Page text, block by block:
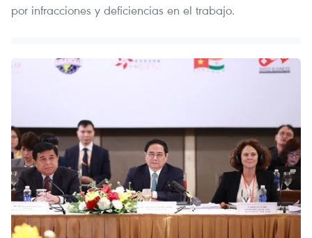
por infracciones y deficiencias en el trabajo.